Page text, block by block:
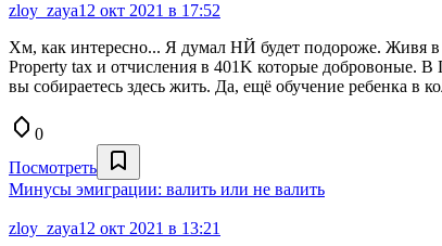
zloy_zaya12 окт 2021 в 17:52
Хм, как интересно... Я думал НЙ будет подороже. Живя в
Property tax и отчисления в 401K которые добровоные.
вы собираетесь здесь жить. Да, ещё обучение ребенка
0
Посмотреть
Минусы эмиграции: валить или не валить
zloy_zaya12 окт 2021 в 13:21